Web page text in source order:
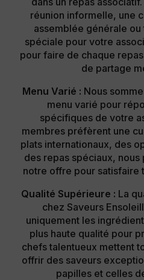
réunion informelle, une
assemblée générale
spéciale pour votre
pour faire de chaque
de partage
Menu Varié : Nous
menu varié pour
spécifiques de votre
membres préfèrent une
plats internationaux, des
des repas spéciaux,
notre offre pour satisfaire
Qualité Supérieure : La
chez Saveurs
uniquement les
plus haute qualité pour
chefs talentueux mettent
offrir des saveurs
papilles et celles